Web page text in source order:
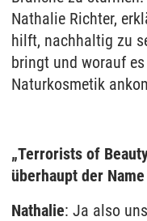
Nathalie Richter,
hilft, nachhaltig zu
bringt und worauf
Naturkosmetik
„Terrorists of
überhaupt der
Nathalie: Ja also